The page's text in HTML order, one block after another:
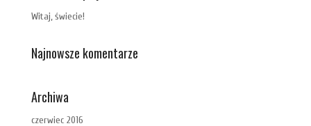
Witaj, świecie!
Najnowsze komentarze
Archiwa
czerwiec 2016